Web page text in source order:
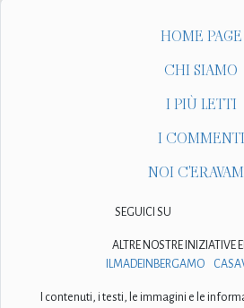
HOME PAGE
CHI SIAMO
I PIÙ LETTI
I COMMENTI
NOI
SEGUICI SU
ALTRE NOSTRE INIZIATIVE
ILMADEINBERGAMO
I contenuti, i testi, le immagini e le